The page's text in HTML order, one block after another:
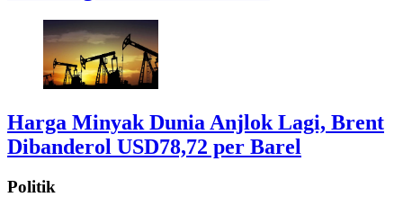
Harga Minyak Dunia Anjlok Lagi, Brent
Dibanderol USD78,72 per Barel
Politik